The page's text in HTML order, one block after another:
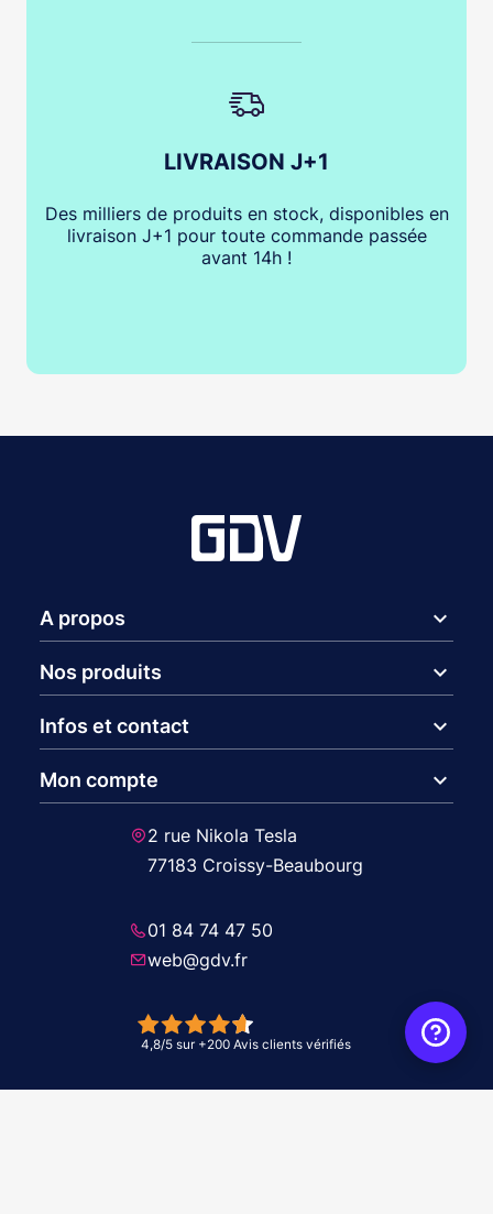
LIVRAISON J+1
Des milliers de produits en stock, disponibles en
livraison J+1 pour toute commande passée
avant 14h !
A propos expand_more
Nos produits expand_more
Infos et contact expand_more
Mon compte expand_more
2 rue Nikola Tesla
77183 Croissy-Beaubourg
01 84 74 47 50
web@gdv.fr